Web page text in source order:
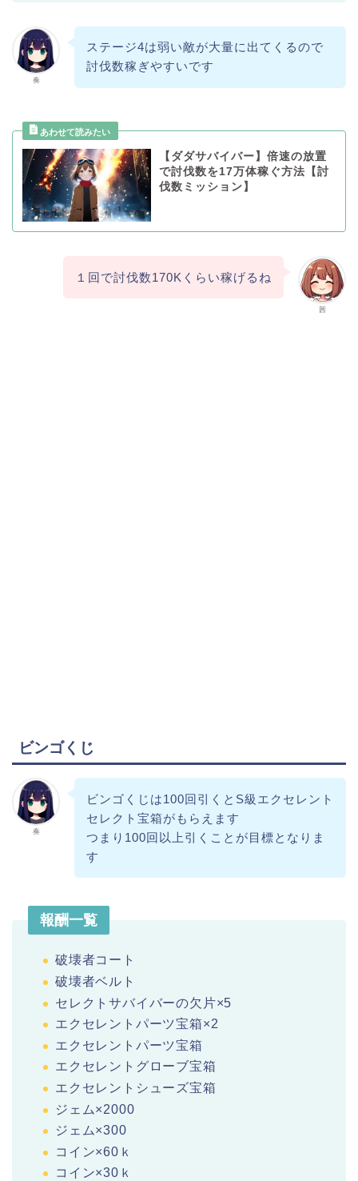
奏
ステージ4は弱い敵が大量に出てくるので
討伐数稼ぎやすいです
【ダダサバイバー】倍速の放置
で討伐数を17万体稼ぐ方法【討
伐数ミッション】
茜
１回で討伐数170Kくらい稼げるね
ビンゴくじ
奏
ビンゴくじは100回引くとS級エクセレント
セレクト宝箱がもらえます
つまり100回以上引くことが目標となりま
す
報酬一覧
破壊者コート
破壊者ベルト
セレクトサバイバーの欠片×5
エクセレントパーツ宝箱×2
エクセレントパーツ宝箱
エクセレントグローブ宝箱
エクセレントシューズ宝箱
ジェム×2000
ジェム×300
コイン×60ｋ
コイン×30ｋ